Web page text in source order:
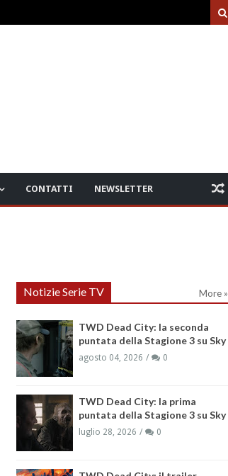
CONTATTI NEWSLETTER
Notizie Serie TV More »
TWD Dead City: la seconda
puntata della Stagione 3 su Sky
agosto 04, 2026 0
TWD Dead City: la prima
puntata della Stagione 3 su Sky
luglio 28, 2026 0